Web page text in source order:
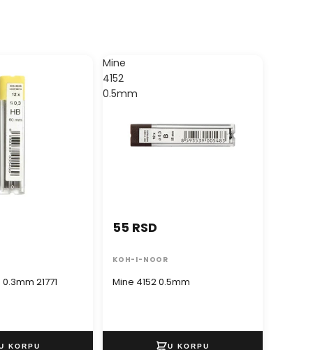
21771
Mine
4152
0.5mm
Mine 4152 0.5mm
55 RSD
KOH-I-NOOR